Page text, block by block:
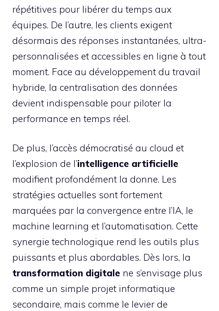
répétitives pour libérer du temps aux
équipes. De l’autre, les clients exigent
désormais des réponses instantanées, ultra-
personnalisées et accessibles en ligne à tout
moment. Face au développement du travail
hybride, la centralisation des données
devient indispensable pour piloter la
performance en temps réel.
De plus, l’accès démocratisé au cloud et
l’explosion de l’intelligence artificielle
modifient profondément la donne. Les
stratégies actuelles sont fortement
marquées par la convergence entre l’IA, le
machine learning et l’automatisation. Cette
synergie technologique rend les outils plus
puissants et plus abordables. Dès lors, la
transformation digitale ne s’envisage plus
comme un simple projet informatique
secondaire, mais comme le levier de